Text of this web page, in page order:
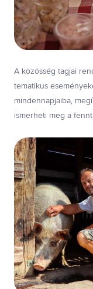
A közösség tagjai
tematikus
mindennapjaiba,
ismerheti meg a